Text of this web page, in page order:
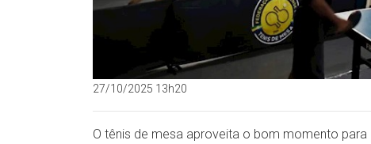
27/10/2025 13h20
O tênis de mesa aproveita o bom momento